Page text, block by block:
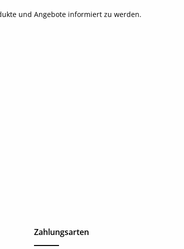
und Angebote informiert zu werden.
Zahlungsarten